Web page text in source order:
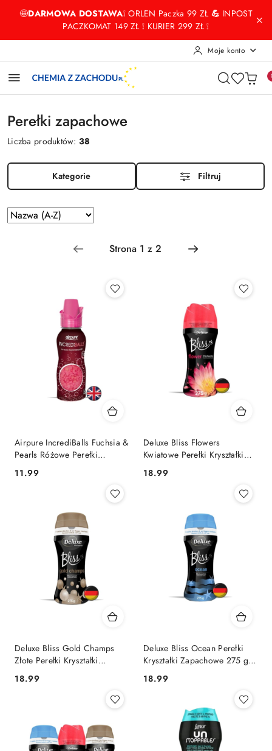
Przejdź do treści głównej
Przejdź do wyszukiwarki
Przejdź do moje konto
Przejdź do menu głównego
Przejdź do stopki
🤩DARMOWA DOSTAWA❕ ORLEN Paczka 99 ZŁ💪 INPOST
PACZKOMAT 149 ZŁ ❕ KURIER 299 ZŁ ❕
Moje konto
Perełki zapachowe
Liczba produktów:38
Kategorie Filtruj
Zastosowano
sortowanie:
Sortuj
według
Airpure IncrediBalls Fuchsia &
Pearls Różowe Perełki
Kryształki Granulki
Zapachowe 128g (Wielka
Cena:
11.99
Deluxe Bliss Flowers
Kwiatowe Perełki Kryształki
Zapachowe 275 g (Niemcy)
Cena:
18.99
Deluxe Bliss Gold Champs
Złote Perełki Kryształki
Cena:
18.99
Deluxe Bliss Ocean Perełki
Kryształki Zapachowe 275 g
Cena:
18.99